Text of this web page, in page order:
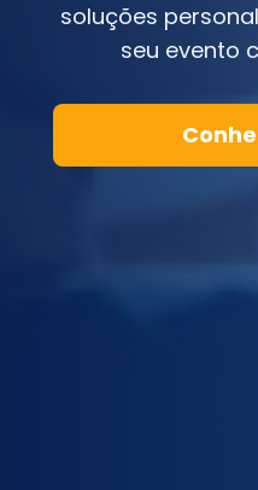
soluções
seu evento